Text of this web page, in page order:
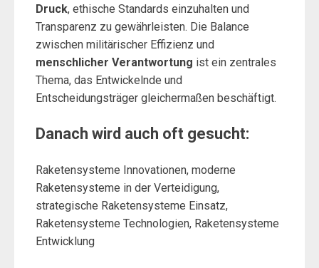
Druck, ethische Standards einzuhalten und
Transparenz zu gewährleisten. Die Balance
zwischen militärischer Effizienz und
menschlicher Verantwortung ist ein zentrales
Thema, das Entwickelnde und
Entscheidungsträger gleichermaßen beschäftigt.
Danach wird auch oft gesucht:
Raketensysteme Innovationen, moderne
Raketensysteme in der Verteidigung,
strategische Raketensysteme Einsatz,
Raketensysteme Technologien, Raketensysteme
Entwicklung